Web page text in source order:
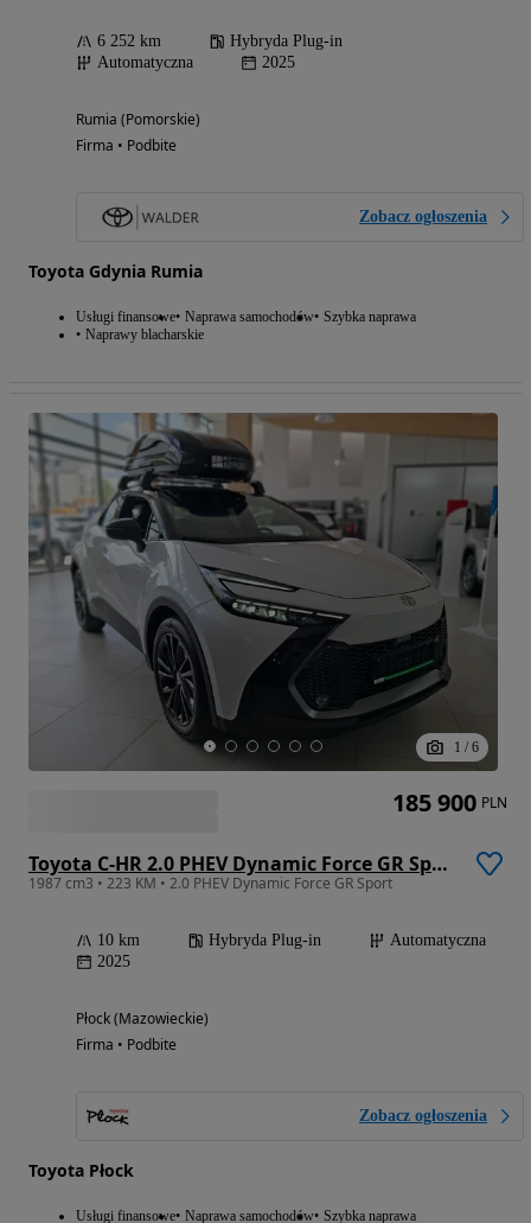
6 252 km
Hybryda Plug-in
Automatyczna
2025
Rumia (Pomorskie)
Firma • Podbite
Zobacz ogłoszenia
Toyota Gdynia Rumia
Usługi finansowe Naprawa samochodów Szybka naprawa
Naprawy blacharskie
1 / 6
Toyota C-HR 2.0 PHEV Dynamic Force GR Sport
1987 cm3 • 223 KM • 2.0 PHEV Dynamic Force GR Sport
10 km Hybryda Plug-in
Automatyczna
2025
Płock (Mazowieckie)
Firma • Podbite
Zobacz ogłoszenia
Toyota Płock
Usługi finansowe Naprawa samochodów Szybka naprawa
185 900 PLN